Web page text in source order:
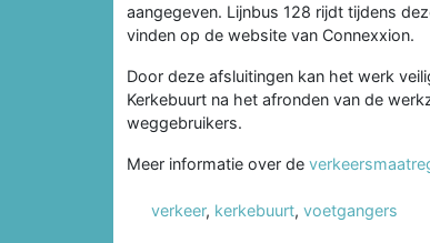
aangegeven. Lijnbus 128 rijdt tijdens
vinden op de website van Connexxion.
Door deze afsluitingen kan het werk
Kerkebuurt na het afronden van de
weggebruikers.
Meer informatie over de
verkeer, kerkebuurt, voetgangers